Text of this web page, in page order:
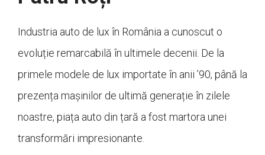
Industria auto de lux în România a cunoscut o
evoluție remarcabilă în ultimele decenii. De la
primele modele de lux importate în anii ’90, până la
prezența mașinilor de ultimă generație în zilele
noastre, piața auto din țară a fost martora unei
transformări impresionante.